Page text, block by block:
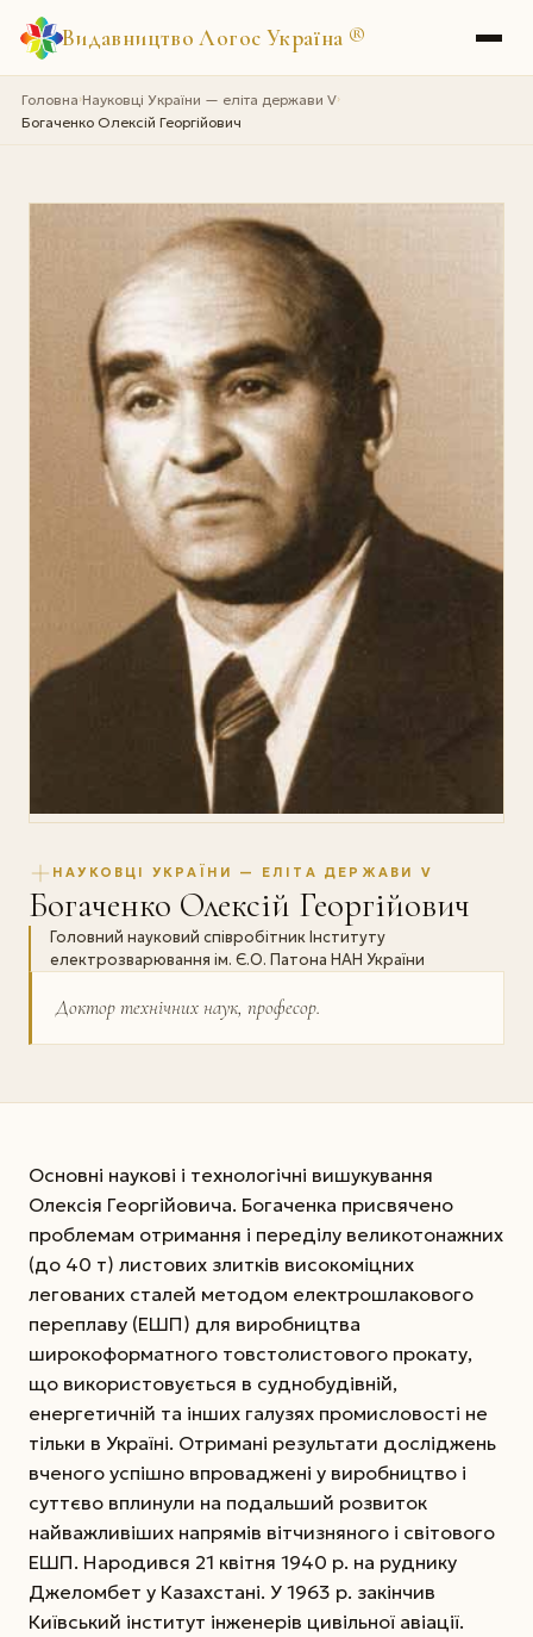
Видавництво Логос Україна ®
Головна›Науковці України — еліта держави V›
Богаченко Олексій Георгійович
НАУКОВЦІ УКРАЇНИ — ЕЛІТА ДЕРЖАВИ V
Богаченко Олексій Георгійович
Головний науковий співробітник Інституту
електрозварювання ім. Є.О. Патона НАН України
Доктор технічних наук, професор.
Основні наукові і технологічні вишукування
Олексія Георгійовича. Богаченка присвячено
проблемам отримання і переділу великотонажних
(до 40 т) листових злитків високоміцних
легованих сталей методом електрошлакового
переплаву (ЕШП) для виробництва
широкоформатного товстолистового прокату,
що використовується в суднобудівній,
енергетичній та інших галузях промисловості не
тільки в Україні. Отримані результати досліджень
вченого успішно впроваджені у виробництво і
суттєво вплинули на подальший розвиток
найважливіших напрямів вітчизняного і світового
ЕШП. Народився 21 квітня 1940 р. на руднику
Джеломбет у Казахстані. У 1963 р. закінчив
Київський інститут інженерів цивільної авіації.